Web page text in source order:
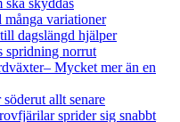
många variationer
dagslängd hjälper
spridning norrut
Mycket mer än en
allt senare
sprider sig snabbt